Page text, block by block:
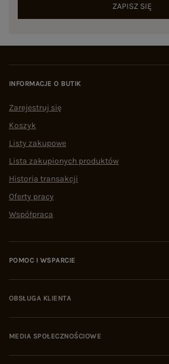
ZAPISZ SIĘ
INFORMACJE O BUTIK
Zarejestruj się
Koszyk
Listy zakupowe
Lista zakupionych produktów
Historia transakcji
Oferty pracy
Współpraca
POMOC I WSPARCIE
OBSŁUGA KLIENTA
MEDIA SPOŁECZNOŚCIOWE